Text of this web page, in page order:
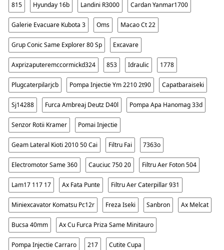
815 Hyunday 16b Landini R3000 Cardan Yanmar1700
Galerie Evacuare Kubota 3 Oms Macao Ct 22
Grup Conic Same Explorer 80 Sp Excavare
Axprizaputeremccormickd324 853 Idraulic 1778
Plugcaterpilarjcb Pompa Injectie Ym 2210 2t90 Capatbaraiseki
Sj14288 Furca Ambreaj Deutz D40l Pompa Apa Hanomag 33d
Senzor Rotii Kramer Pomai Injectie
Geam Lateral Kioti 2010 50 Cai Filtru Fai 7363o
Electromotor Same 360 Cauciuc 750 20 Filtru Aer Foton 504
Lam17 117 17 Ax Fata Punte Filtru Aer Caterpillar 931
Miniexcavator Komatsu Pc12r Freza Iseki Sanbron Ax Melcat
Bucsa 40mm Ax Cu Furca Priza Same Minitauro
Pompa Injectie Carraro 217 Cutite Cupa